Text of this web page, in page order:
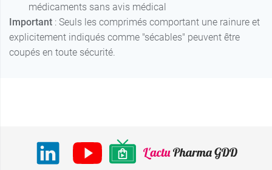
médicaments sans avis médical
Important : Seuls les comprimés comportant une rainure et
explicitement indiqués comme "sécables" peuvent être
coupés en toute sécurité.